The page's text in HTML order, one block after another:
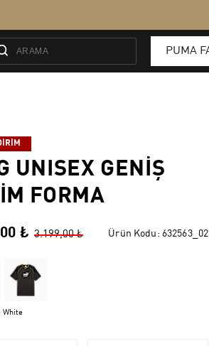
UNISEX GENIŞ
FORMA
₺ 3.199,00 ₺ Ürün Kodu: 632563_02
White